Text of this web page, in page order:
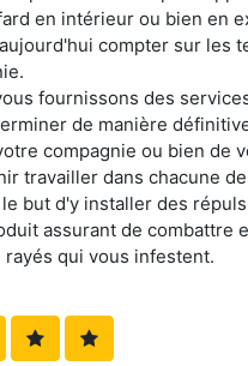
en intérieur ou bien en
compter sur les
fournissons des
de manière
compagnie ou bien de
travailler dans chacune
but d'y installer des
assurant de combattre
qui vous infestent.